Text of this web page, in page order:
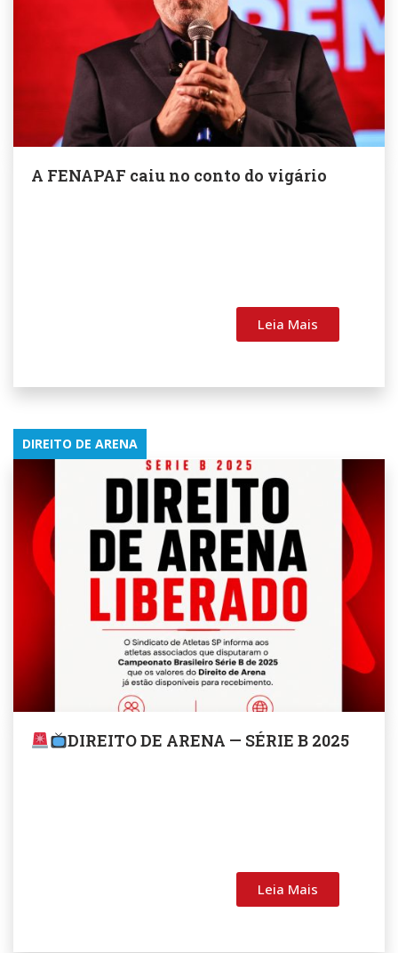
A FENAPAF caiu no conto do vigário
Leia Mais
DIREITO DE ARENA
DIREITO DE ARENA — SÉRIE B 2025
Leia Mais